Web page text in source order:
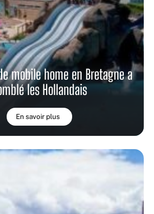
mobile home en Bretagne a
les Hollandais
En savoir plus